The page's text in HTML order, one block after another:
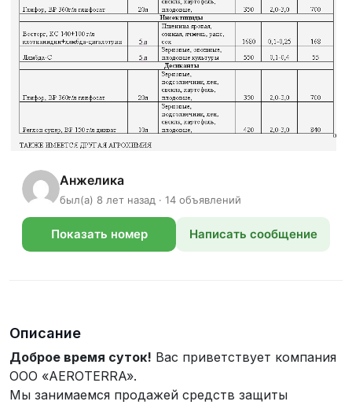
Анжелика
был(а) 8 лет назад · 14 объявлений
Показать номер Написать сообщение
Описание
Доброе время суток! Вас приветствует компания
ООО «AEROTERRA».
Мы занимаемся продажей средств защиты